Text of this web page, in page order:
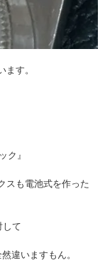
す。
ク』
スも電池式を作った
して
違いますもん。